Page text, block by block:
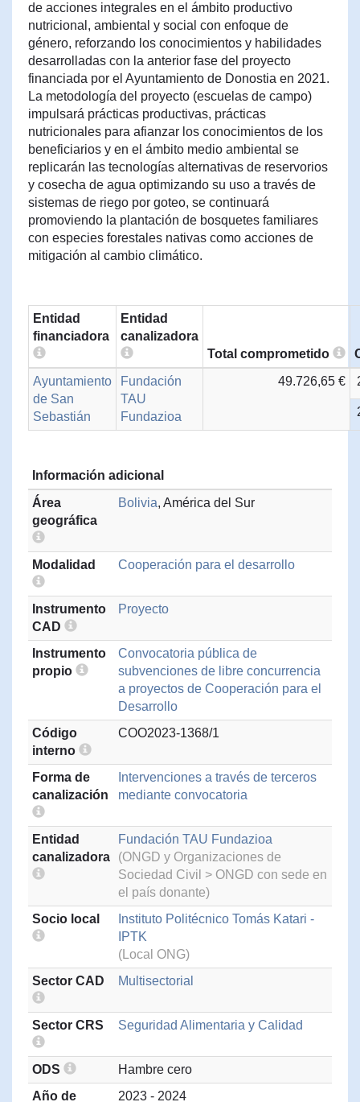
de acciones integrales en el ámbito productivo
nutricional, ambiental y social con enfoque de
género, reforzando los conocimientos y habilidades
desarrolladas con la anterior fase del proyecto
financiada por el Ayuntamiento de Donostia en 2021.
La metodología del proyecto (escuelas de campo)
impulsará prácticas productivas, prácticas
nutricionales para afianzar los conocimientos de los
beneficiarios y en el ámbito medio ambiental se
replicarán las tecnologías alternativas de reservorios
y cosecha de agua optimizando su uso a través de
sistemas de riego por goteo, se continuará
promoviendo la plantación de bosquetes familiares
con especies forestales nativas como acciones de
mitigación al cambio climático.
Entidad
financiadora
Entidad
canalizadora
Total comprometido
Ayuntamiento
de San
Sebastián
Fundación
TAU
Fundazioa
49.726,65 €
Información adicional
Área
geográfica
Bolivia, América del Sur
Modalidad Cooperación para el desarrollo
Instrumento
CAD
Proyecto
Instrumento
propio
Convocatoria pública de
subvenciones de libre concurrencia
a proyectos de Cooperación para el
Desarrollo
Código
interno
COO2023-1368/1
Forma de
canalización
Intervenciones a través de terceros
mediante convocatoria
Entidad
canalizadora
Fundación TAU Fundazioa
(ONGD y Organizaciones de
Sociedad Civil > ONGD con sede en
el país donante)
Socio local
Instituto Politécnico Tomás Katari -
IPTK
(Local ONG)
Sector CAD
Multisectorial
Sector CRS Seguridad Alimentaria y Calidad
ODS
Hambre cero
Año de
2023 - 2024